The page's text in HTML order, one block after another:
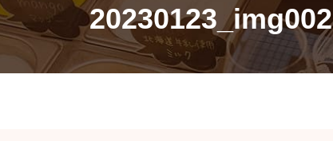
20230123_img002